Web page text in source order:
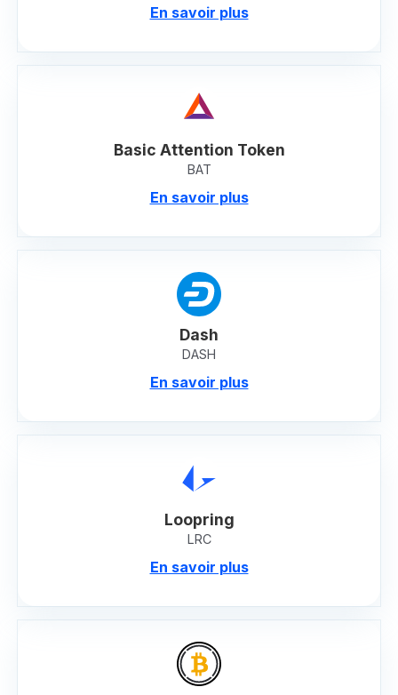
En savoir plus
Basic Attention Token
BAT
En savoir plus
Dash
DASH
En savoir plus
Loopring
LRC
En savoir plus